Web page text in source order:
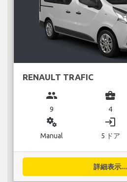
RENAULT TRAFIC
group
9
business_center
4
miscellaneous_services
Manual
login
5 ドア
詳細表示...